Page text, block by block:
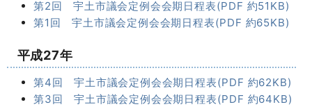
第2回 宇土市議会定例会会期日程表(PDF 約51KB)
第1回 宇土市議会定例会会期日程表(PDF 約65KB)
平成27年
第4回 宇土市議会定例会会期日程表(PDF 約62KB)
第3回 宇土市議会定例会会期日程表(PDF 約64KB)